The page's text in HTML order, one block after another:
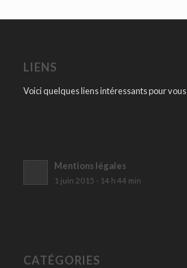
LIENS
Voici quelques liens intéressants pour vous
Mentions légales
1 juin 2015 - 14 h 44 min
CATÉGORIES